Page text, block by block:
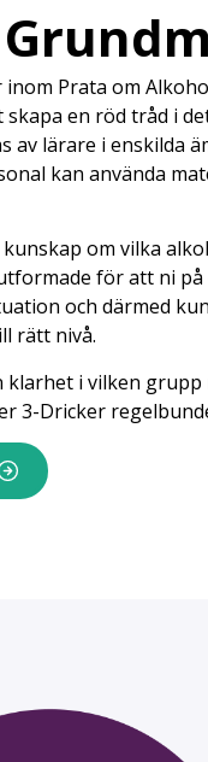
Prata om
en röd tråd i
av lärare i enskilda
kan använda
om vilka
för att ni
och därmed
rätt nivå.
i vilken grupp
3-Dricker